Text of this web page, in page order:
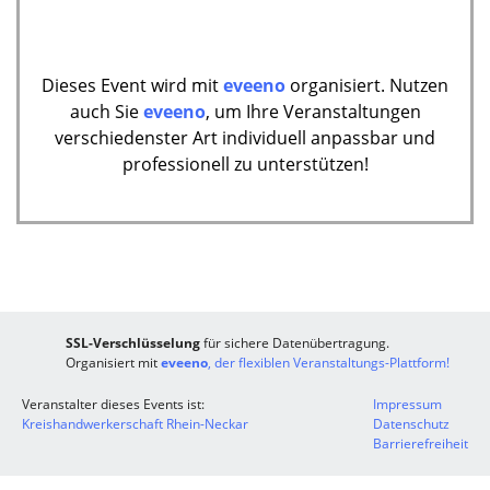
Dieses Event wird miteveeno organisiert. Nutzen
auch Sieeveeno, um Ihre Veranstaltungen
verschiedenster Art individuell anpassbar und
professionell zu unterstützen!
SSL-Verschlüsselungfür sichere Datenübertragung.
Organisiert miteveeno, der flexiblen Veranstaltungs-Plattform!
Veranstalter dieses Events ist:
Kreishandwerkerschaft Rhein-Neckar
Impressum
Datenschutz
Barrierefreiheit